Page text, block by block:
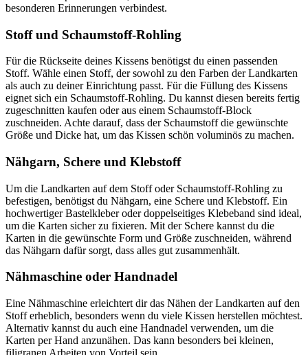
besonderen Erinnerungen verbindest.
Stoff und Schaumstoff-Rohling
Für die Rückseite deines Kissens benötigst du einen passenden
Stoff. Wähle einen Stoff, der sowohl zu den Farben der Landkarten
als auch zu deiner Einrichtung passt. Für die Füllung des Kissens
eignet sich ein Schaumstoff-Rohling. Du kannst diesen bereits fertig
zugeschnitten kaufen oder aus einem Schaumstoff-Block
zuschneiden. Achte darauf, dass der Schaumstoff die gewünschte
Größe und Dicke hat, um das Kissen schön voluminös zu machen.
Nähgarn, Schere und Klebstoff
Um die Landkarten auf dem Stoff oder Schaumstoff-Rohling zu
befestigen, benötigst du Nähgarn, eine Schere und Klebstoff. Ein
hochwertiger Bastelkleber oder doppelseitiges Klebeband sind ideal,
um die Karten sicher zu fixieren. Mit der Schere kannst du die
Karten in die gewünschte Form und Größe zuschneiden, während
das Nähgarn dafür sorgt, dass alles gut zusammenhält.
Nähmaschine oder Handnadel
Eine Nähmaschine erleichtert dir das Nähen der Landkarten auf den
Stoff erheblich, besonders wenn du viele Kissen herstellen möchtest.
Alternativ kannst du auch eine Handnadel verwenden, um die
Karten per Hand anzunähen. Das kann besonders bei kleinen,